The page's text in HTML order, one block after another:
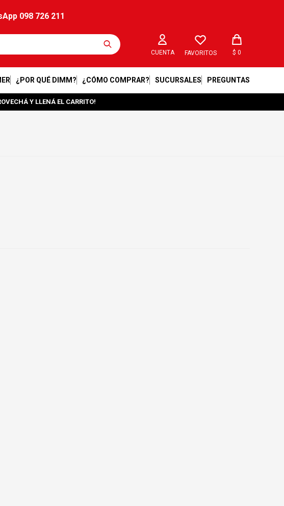
098 726 211
¿POR QUÉ DIMM? ¿CÓMO COMPRAR? SUCURSALES PREGUNTAS
FAVORITOS $ 0
Y LLENÁ EL CARRITO!